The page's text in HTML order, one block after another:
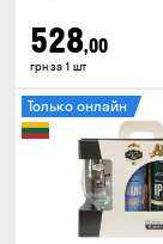
528,00
грн за 1 шт
Только онлайн